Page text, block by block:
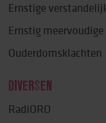
Ernstige
Ernstig
Ouderdomsklachten
DIVERSEN
RadiORO